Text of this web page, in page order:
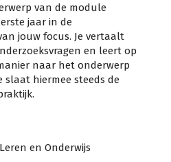
van de module
jaar in de
jouw focus. Je vertaalt
en leert op
naar het onderwerp
slaat hiermee steeds de
en Onderwijs